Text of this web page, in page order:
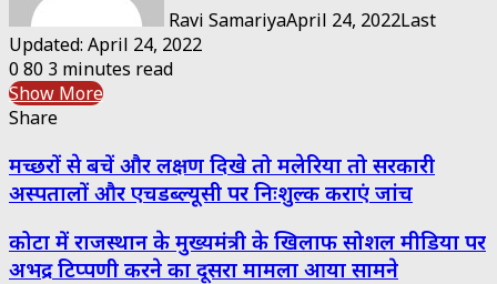
Ravi SamariyaApril 24, 2022Last
Updated: April 24, 2022
080 3 minutes read
Show More
Share
via
Email
मच्छरों से बचें और लक्षण दिखे तो मलेरिया तो सरकारी
अस्पतालों और एचडब्ल्यूसी पर निःशुल्क कराएं जांच
कोटा में राजस्थान के मुख्यमंत्री के खिलाफ सोशल मीडिया पर
अभद्र टिप्पणी करने का दूसरा मामला आया सामने